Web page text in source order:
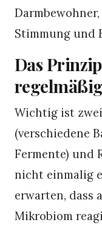
Stimmung und
Das
Wichtig ist
(verschiedene
Fermente) und
nicht einmalig
erwarten, dass
Mikrobiom